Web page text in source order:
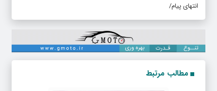
انتهای پیام/
مطالب مرتبط